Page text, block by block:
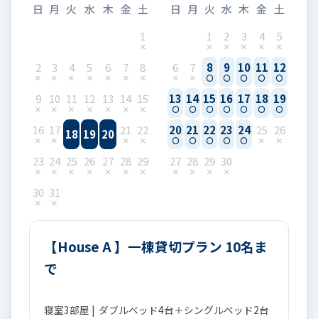
日 月 火 水 木 金 土
1
2 3 4 5 6 7 8
9 10 11 12 13 14 15
16 17 18 19 20 21 22
23 24 25 26 27 28 29
30 31
日 月 火 水 木 金 土
1
2 3 4 5
6 7 8 9 10 11 12
13 14 15 16 17 18 19
20 21 22 23 24 25 26
27 28 29 30
【House A 】一棟貸切プラン 10名ま
で
寝室3部屋 | ダブルベッド4台＋シングルベッド2台